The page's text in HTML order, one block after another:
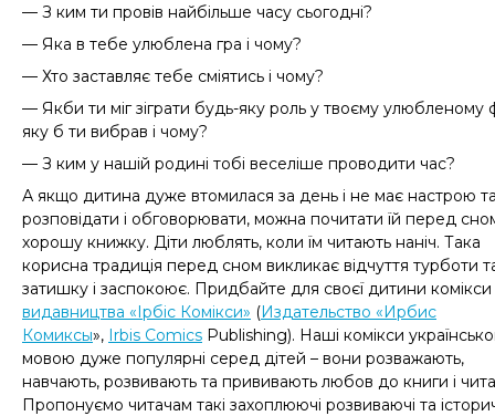
— З ким ти провів найбільше часу сьогодні?
— Яка в тебе улюблена гра і чому?
— Хто заставляє тебе сміятись і чому?
— Якби ти міг зіграти будь-яку роль у твоєму улюбленому
яку б ти вибрав і чому?
— З ким у нашій родині тобі веселіше проводити час?
А якщо дитина дуже втомилася за день і не має настрою
розповідати і обговорювати, можна почитати їй перед
хорошу книжку. Діти люблять, коли їм читають наніч. Така
корисна традиція перед сном викликає відчуття турботи
затишку і заспокоює. Придбайте для своєї дитини комікси
видавництва «Ірбіс Комікси» (Издательство «Ирбис
Комиксы», Irbis Comics Publishing). Наші комікси
мовою дуже популярні серед дітей – вони розважають,
навчають, розвивають та прививають любов до книги і
Пропонуємо читачам такі захоплюючі розвиваючі та